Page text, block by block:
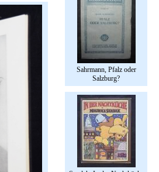
Sahrmann, Pfalz oder
Salzburg?